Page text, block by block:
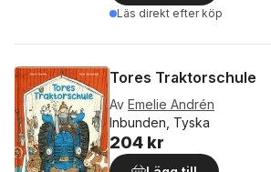
Läs direkt efter köp
Tores Traktorschule
Av Emelie Andrén
Inbunden, Tyska
204 kr